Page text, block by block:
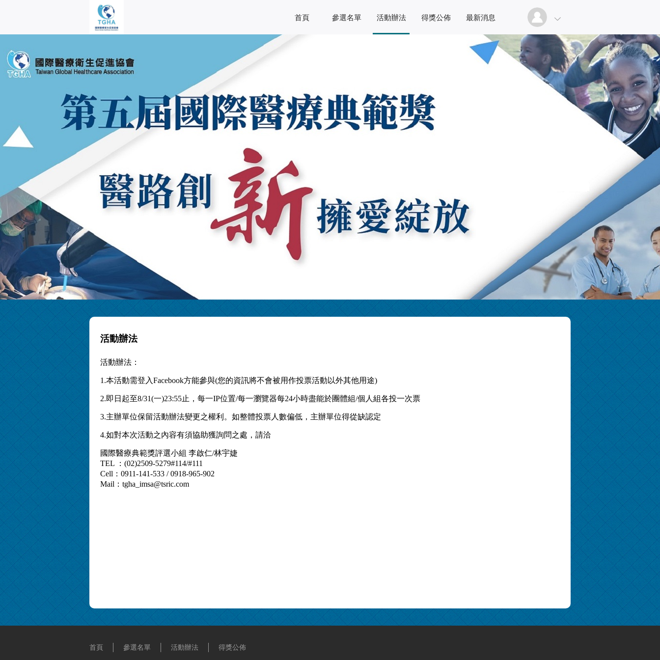
首頁 參選名單 活動辦法 得獎公佈 最新消息
活動辦法
活動辦法：
1.本活動需登入Facebook方能參與(您的資訊將不會被用作投票活動以外其他用途)
2.即日起至8/31(一)23:55止，每一IP位置/每一瀏覽器每24小時盡能於團體組/個人組各投一次票
3.主辦單位保留活動辦法變更之權利。如整體投票人數偏低，主辦單位得從缺認定
4.如對本次活動之內容有須協助獲詢問之處，請洽
國際醫療典範獎評選小組 李啟仁/林宇婕
TEL ：(02)2509-5279#114/#111
Cell：0911-141-533 / 0918-965-902
Mail：tgha_imsa@tsric.com
首頁 參選名單 活動辦法 得獎公佈